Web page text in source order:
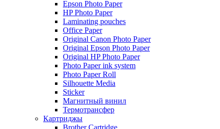
Epson Photo Paper
HP Photo Paper
Laminating pouches
Office Paper
Original Canon Photo Paper
Original Epson Photo Paper
Original HP Photo Paper
Photo Paper ink system
Photo Paper Roll
Silhouette Media
Sticker
Магнитный винил
Термотрансфер
Картриджы
Brother Cartridge